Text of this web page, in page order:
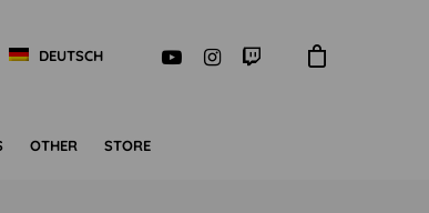
DEUTSCH
OTHER STORE